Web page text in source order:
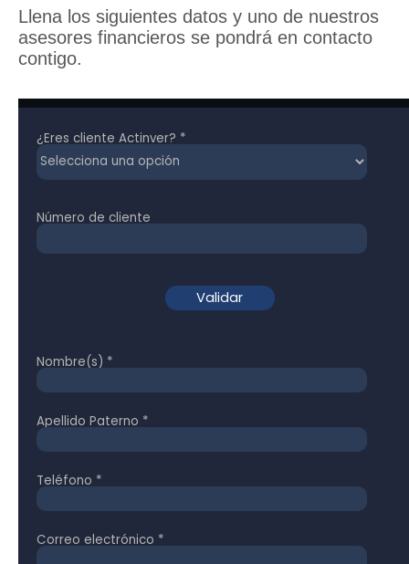
Llena los siguientes datos y uno de nuestros
asesores financieros se pondrá en contacto
contigo.